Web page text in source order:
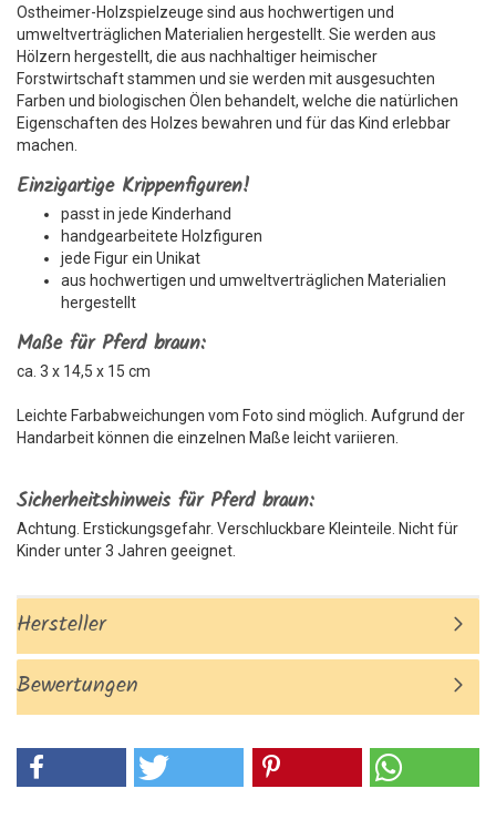
Ostheimer-Holzspielzeuge sind aus hochwertigen und
umweltverträglichen Materialien hergestellt. Sie werden aus
Hölzern hergestellt, die aus nachhaltiger heimischer
Forstwirtschaft stammen und sie werden mit ausgesuchten
Farben und biologischen Ölen behandelt, welche die natürlichen
Eigenschaften des Holzes bewahren und für das Kind erlebbar
machen.
Einzigartige Krippenfiguren!
passt in jede Kinderhand
handgearbeitete Holzfiguren
jede Figur ein Unikat
aus hochwertigen und umweltverträglichen Materialien
hergestellt
Maße für Pferd braun:
ca. 3 x 14,5 x 15 cm
Leichte Farbabweichungen vom Foto sind möglich. Aufgrund der
Handarbeit können die einzelnen Maße leicht variieren.
Sicherheitshinweis für Pferd braun:
Achtung. Erstickungsgefahr. Verschluckbare Kleinteile. Nicht für
Kinder unter 3 Jahren geeignet.
Hersteller
Bewertungen